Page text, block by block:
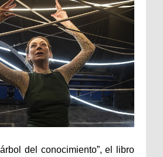
del conocimiento”, el libro